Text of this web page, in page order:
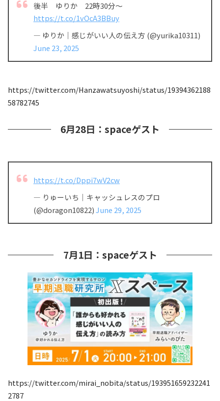
後半 ゆりか 22時30分〜
https://t.co/1vOcA3BBuy
— ゆりか｜感じがいい人の伝え方 (@yurika10311)
June 23, 2025
https://twitter.com/Hanzawatsuyoshi/status/19394362188
58782745
6月28日：spaceゲスト
https://t.co/Dppi7wV2cw
— りゅーいち｜キャッシュレスのプロ
(@doragon10822)June 29, 2025
7月1日：spaceゲスト
https://twitter.com/mirai_nobita/status/193951659232241
2787